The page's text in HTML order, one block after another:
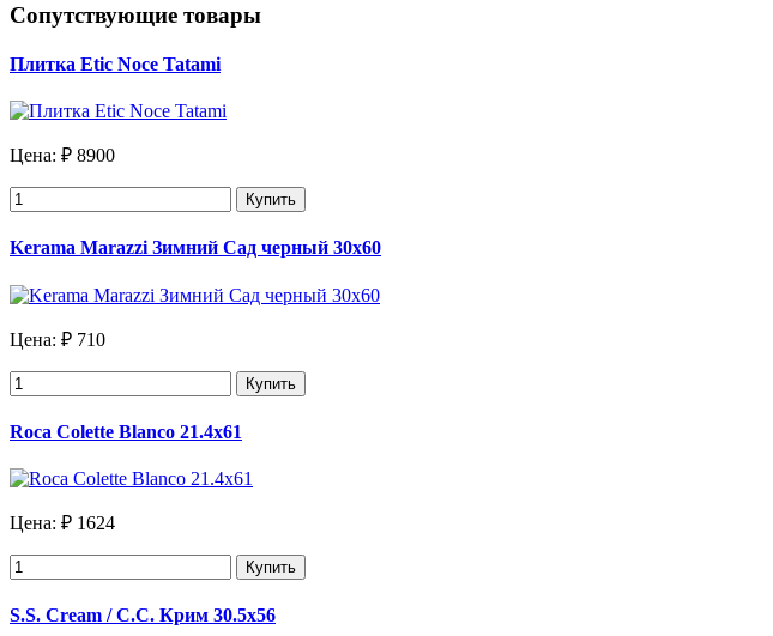
Сопутствующие товары
Плитка Etic Noce Tatami
Цена: ₽ 8900
Купить
Kerama Marazzi Зимний Сад черный 30х60
Цена: ₽ 710
Купить
Roca Colette Blanco 21.4х61
Цена: ₽ 1624
Купить
S.S. Cream / С.С. Крим 30.5х56